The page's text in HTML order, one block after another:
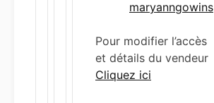
maryanngowins
Pour modifier l’accès
et détails du vendeur
Cliquez ici